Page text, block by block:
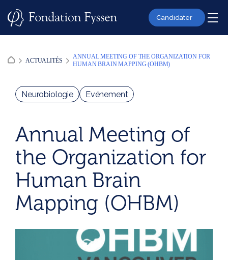
Candidater
ACTUALITÉS
ANNUAL MEETING OF THE ORGANIZATION FOR
HUMAN BRAIN MAPPING (OHBM)
Neurobiologie Evénement
Annual Meeting of
the Organization for
Human Brain
Mapping (OHBM)